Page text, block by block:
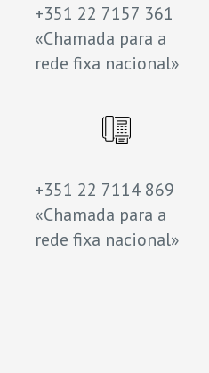
+351 22 7157 361
«Chamada para a
rede fixa nacional»
+351 22 7114 869
«Chamada para a
rede fixa nacional»